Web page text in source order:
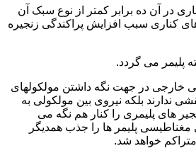
در آن ده برابر کمتر از نوع سبک آن
کناری سبب افزایش پراکندگی زنجیره
پلیمر می گردد.
خارجی در جهت نگه داشتن مولکولهای
ندارند بلکه نیروی بین مولکولی به
های پلیمری را کنار هم نگه می
مغناطیسی پلیمر ها را جذب همدیگر
خواهد شد.